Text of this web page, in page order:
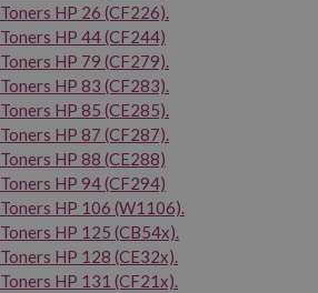
Toners HP 26 (CF226).
Toners HP 44 (CF244)
Toners HP 79 (CF279).
Toners HP 83 (CF283).
Toners HP 85 (CE285).
Toners HP 87 (CF287).
Toners HP 88 (CE288)
Toners HP 94 (CF294)
Toners HP 106 (W1106).
Toners HP 125 (CB54x).
Toners HP 128 (CE32x).
Toners HP 131 (CF21x).